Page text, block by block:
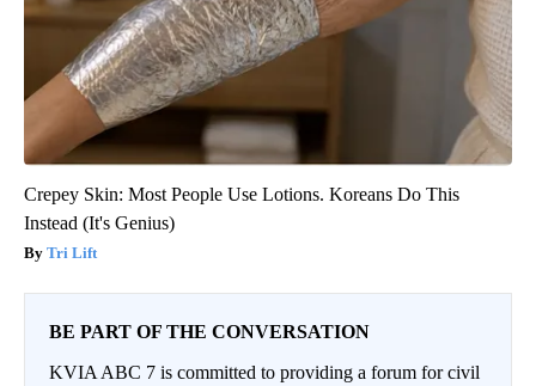
Crepey Skin: Most People Use Lotions. Koreans Do This
Instead (It's Genius)
Tri Lift
BE PART OF THE CONVERSATION
KVIA ABC 7 is committed to providing a forum for civil